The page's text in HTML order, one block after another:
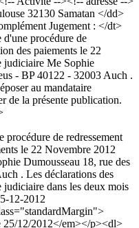
32130 Samatan </dd>
Jugement : </dt>
procédure de
des paiements le 22
judiciaire Me Sophie
- BP 40122 - 32003 Auch .
au mandataire
de la présente publication.
procédure de redressement
le 22 Novembre 2012
Dumousseau 18, rue des
. Les déclarations des
judiciaire dans les deux mois
12-2012
25/12/2012</em></p><dl>